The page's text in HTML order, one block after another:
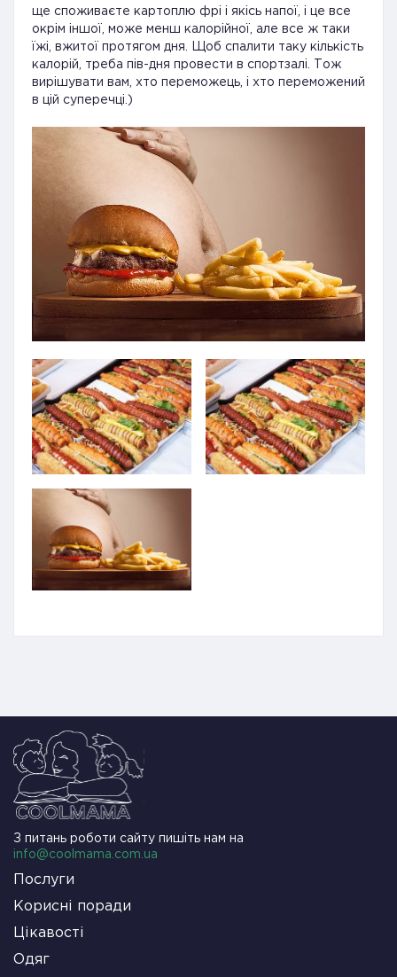
ще споживаєте картоплю фрі і якісь напої, і це все
окрім іншої, може менш калорійної, але все ж таки
їжі, вжитої протягом дня. Щоб спалити таку кількість
калорій, треба пів-дня провести в спортзалі. Тож
вирішувати вам, хто переможець, і хто переможений
в цій суперечці.)
З питань роботи сайту пишіть нам на
info@coolmama.com.ua
Послуги
Корисні поради
Цікавості
Одяг